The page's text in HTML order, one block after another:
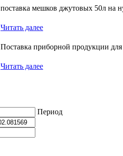
поставка мешков джутовых 50л
Читать далее
Поставка приборной продукции
Читать далее
Период